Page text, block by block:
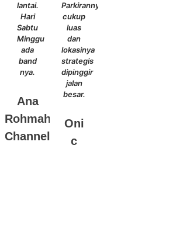
lantai.
Hari
Sabtu
Minggu
ada
band
nya.
Ana
Rohmah
Channel
Parkirannya
cukup
luas
dan
lokasinya
strategis
dipinggir
jalan
besar.
Oni
c